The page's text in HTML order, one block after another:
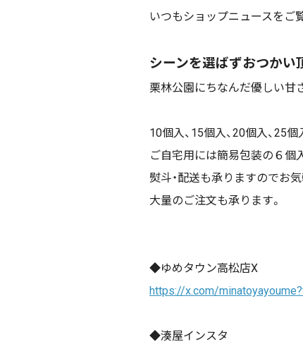
いつもショップニュースをご
シーンを選ばずおつかい
栗林公園にちなんだ優しい甘
10個入、15個入、20個入、25
ご自宅用には簡易包装の６個
熨斗・配送も承りますのでお
大量のご注文も承ります。
◆ゆめタウン高松店X
https://x.com/
◆湊屋インスタ